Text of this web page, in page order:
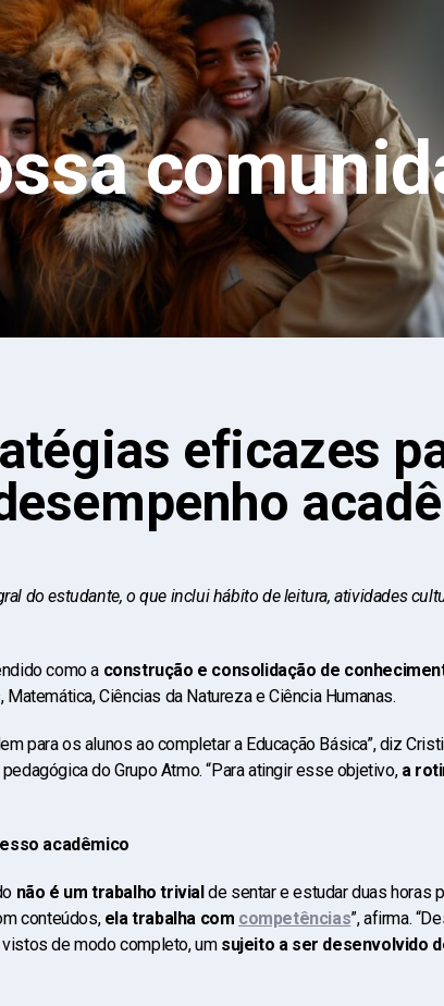
eficazes
do estudante, o que inclui hábito de leitura, atividades
como a construção e consolidação de
Matemática, Ciências da Natureza e Ciência Humanas.
para os alunos ao completar a Educação Básica”, diz
do Grupo Atmo. “Para atingir esse objetivo, a
acadêmico
não é um trabalho trivialde sentar e estudar duas horas
conteúdos, ela trabalha com competências”, afirma.
de modo completo, um sujeito a ser desenvolvido